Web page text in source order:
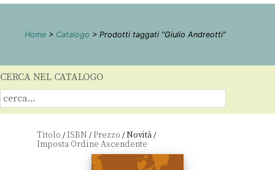
Home > Catalogo > Prodotti taggati “Giulio Andreotti”
CERCA NEL CATALOGO
Titolo /ISBN /Prezzo /Novità/